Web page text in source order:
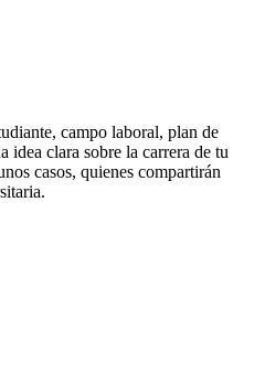
campo laboral, plan de
idea clara sobre la carrera de tu
casos, quienes compartirán